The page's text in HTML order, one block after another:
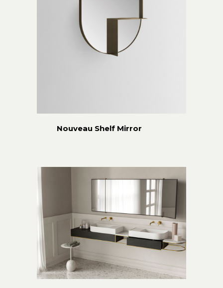
Nouveau Shelf Mirror